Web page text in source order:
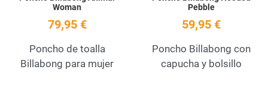
Woman
79,95 €
Poncho de toalla
Billabong para mujer
Pebble
59,95 €
Poncho Billabong con
capucha y bolsillo